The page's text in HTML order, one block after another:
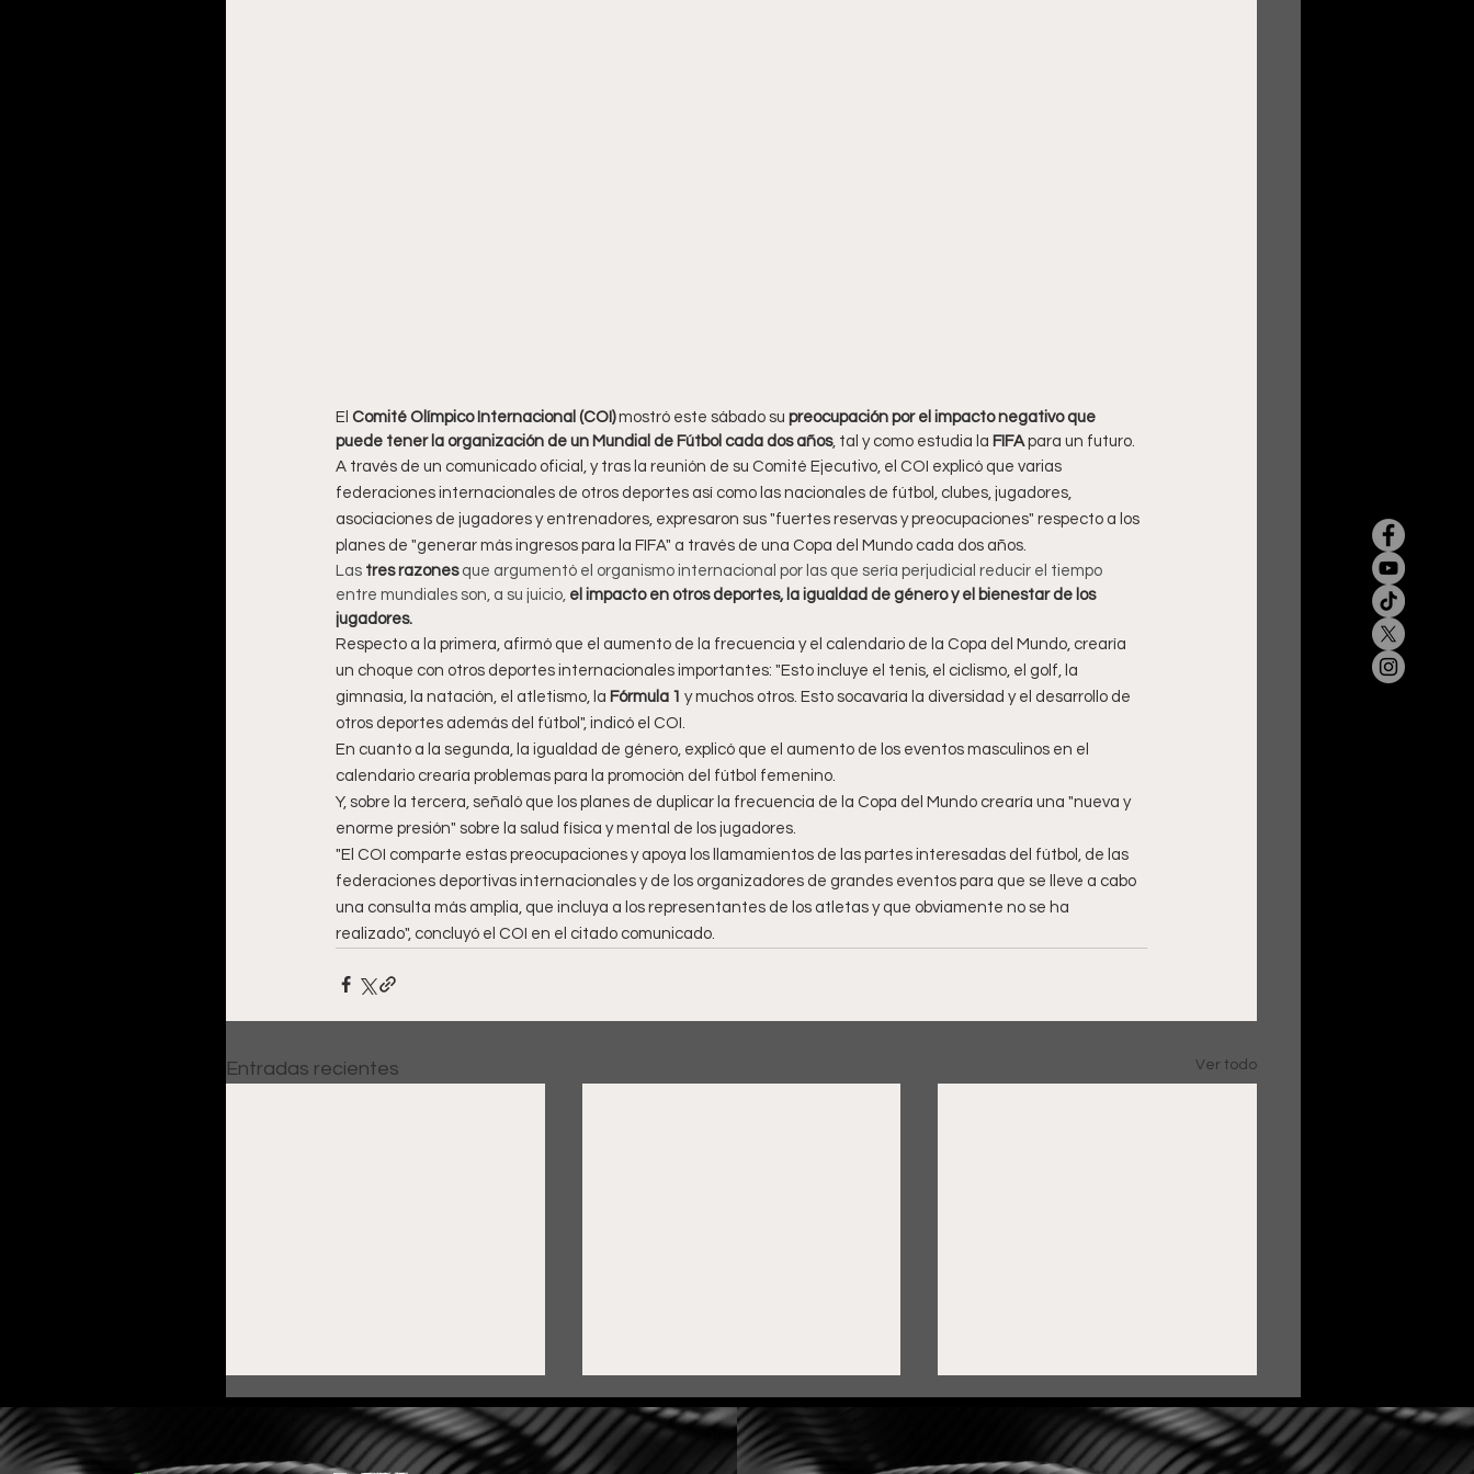
El Comité Olímpico Internacional (COI) mostró este sábado su preocupación por el impacto negativo que
puede tener la organización de un Mundial de Fútbol cada dos años, tal y como estudia la FIFA para un futuro.
A través de un comunicado oficial, y tras la reunión de su Comité Ejecutivo, el COI explicó que varias
federaciones internacionales de otros deportes así como las nacionales de fútbol, clubes, jugadores,
asociaciones de jugadores y entrenadores, expresaron sus "fuertes reservas y preocupaciones" respecto a los
planes de "generar más ingresos para la FIFA" a través de una Copa del Mundo cada dos años.
Las tres razones que argumentó el organismo internacional por las que sería perjudicial reducir el tiempo
entre mundiales son, a su juicio, el impacto en otros deportes, la igualdad de género y el bienestar de los
jugadores.
Respecto a la primera, afirmó que el aumento de la frecuencia y el calendario de la Copa del Mundo, crearía
un choque con otros deportes internacionales importantes: "Esto incluye el tenis, el ciclismo, el golf, la
gimnasia, la natación, el atletismo, la Fórmula 1 y muchos otros. Esto socavaría la diversidad y el desarrollo de
otros deportes además del fútbol", indicó el COI.
En cuanto a la segunda, la igualdad de género, explicó que el aumento de los eventos masculinos en el
calendario crearía problemas para la promoción del fútbol femenino.
Y, sobre la tercera, señaló que los planes de duplicar la frecuencia de la Copa del Mundo crearía una "nueva y
enorme presión" sobre la salud física y mental de los jugadores.
"El COI comparte estas preocupaciones y apoya los llamamientos de las partes interesadas del fútbol, de las
federaciones deportivas internacionales y de los organizadores de grandes eventos para que se lleve a cabo
una consulta más amplia, que incluya a los representantes de los atletas y que obviamente no se ha
realizado", concluyó el COI en el citado comunicado.
Entradas recientes Ver todo